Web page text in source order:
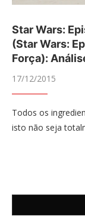
Star Wars:
(Star Wars:
Força):
17/12/2015
Todos os
isto não seja